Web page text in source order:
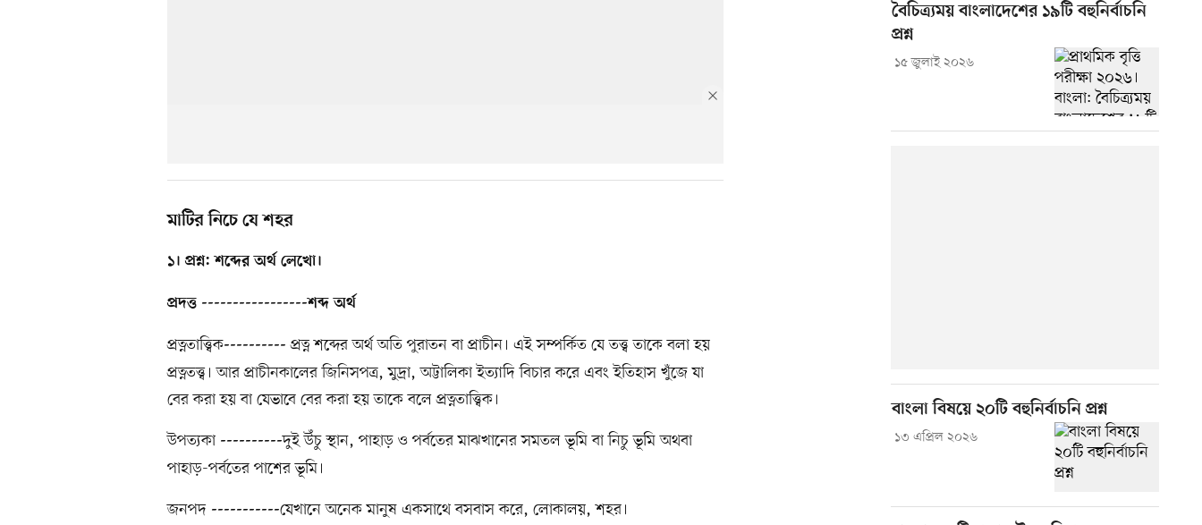
মাটির নিচে যে শহর
১। প্রশ্ন: শব্দের অর্থ লেখো।
প্রদত্ত -----------------শব্দ অর্থ
প্রত্নতাত্ত্বিক---------- প্রত্ন শব্দের অর্থ অতি পুরাতন বা প্রাচীন। এই সম্পর্কিত যে তত্ত্ব তাকে বলা হয়
প্রত্নতত্ত্ব। আর প্রাচীনকালের জিনিসপত্র, মুদ্রা, অট্টালিকা ইত্যাদি বিচার করে এবং ইতিহাস খুঁজে যা
বের করা হয় বা যেভাবে বের করা হয় তাকে বলে প্রত্নতাত্ত্বিক।
উপত্যকা ----------দুই উঁচু স্থান, পাহাড় ও পর্বতের মাঝখানের সমতল ভূমি বা নিচু ভূমি অথবা
পাহাড়-পর্বতের পাশের ভূমি।
জনপদ -----------যেখানে অনেক মানুষ একসাথে বসবাস করে, লোকালয়, শহর।
বৈচিত্র্যময় বাংলাদেশের ১৯টি বহুনির্বাচনি
প্রশ্ন
১৫ জুলাই ২০২৬
বাংলা বিষয়ে ২০টি বহুনির্বাচনি প্রশ্ন
১৩ এপ্রিল ২০২৬